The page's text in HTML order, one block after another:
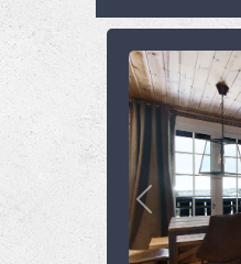
Previous